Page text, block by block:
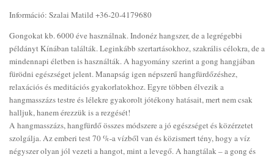
Információ: Szalai Matild +36-20-4179680
Gongokat kb. 6000 éve használnak. Indonéz hangszer, de a legrégebbi
példányt Kínában találták. Leginkább szertartásokhoz, szakrális célokra, de a
mindennapi életben is használták. A hagyomány szerint a gong hangjában
fürödni egészséget jelent. Manapság igen népszerű hangfürdőzéshez,
relaxációs és meditációs gyakorlatokhoz. Egyre többen élvezik a
hangmasszázs testre és lélekre gyakorolt jótékony hatásait, mert nem csak
halljuk, hanem érezzük is a rezgését!
A hangmasszázs, hangfürdő összes módszere a jó egészséget és közérzetet
szolgálja. Az emberi test 70 %-a vízből van és közismert tény, hogy a víz
négyszer olyan jól vezeti a hangot, mint a levegő. A hangtálak – a gong és